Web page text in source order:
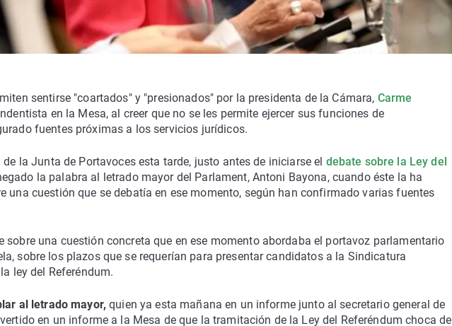
sentirse "coartados" y "presionados" por la presidenta de la Cámara, Carme
en la Mesa, al creer que no se les permite ejercer sus funciones de
fuentes próximas a los servicios jurídicos.
la Junta de Portavoces esta tarde, justo antes de iniciarse el debate sobre la Ley del
la palabra al letrado mayor del Parlament, Antoni Bayona, cuando éste la ha
una cuestión que se debatía en ese momento, según han confirmado varias fuentes
sobre una cuestión concreta que en ese momento abordaba el portavoz parlamentario
sobre los plazos que se requerían para presentar candidatos a la Sindicatura
ley del Referéndum.
al letrado mayor,quien ya esta mañana en un informe junto al secretario general de
en un informe a la Mesa de que la tramitación de la Ley del Referéndum choca de